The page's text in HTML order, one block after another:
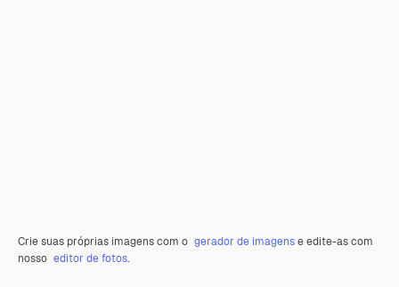
Crie suas próprias imagens com o gerador de imagense edite-as com
nosso editor de fotos.